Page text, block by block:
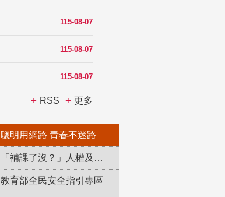
115-08-07
115-08-07
115-08-07
RSS 更多
聰明用網路 青春不迷路
「補課了沒？」人權及轉型正義教育專區
教育部全民安全指引專區